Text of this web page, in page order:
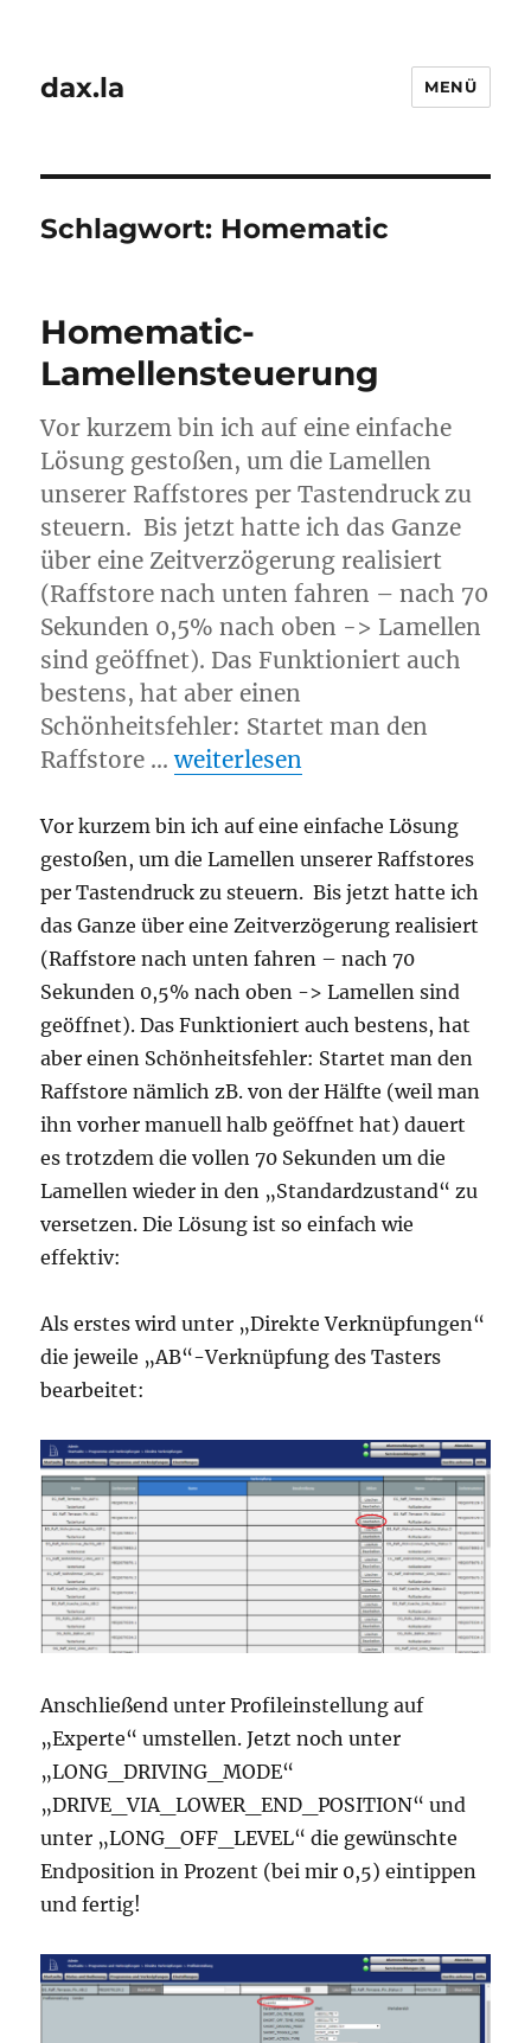
dax.la MENÜ
Schlagwort: Homematic
Homematic-
Lamellensteuerung
Vor kurzem bin ich auf eine einfache
Lösung gestoßen, um die Lamellen
unserer Raffstores per Tastendruck zu
steuern. Bis jetzt hatte ich das Ganze
über eine Zeitverzögerung realisiert
(Raffstore nach unten fahren – nach 70
Sekunden 0,5% nach oben -> Lamellen
sind geöffnet). Das Funktioniert auch
bestens, hat aber einen
Schönheitsfehler: Startet man den
Raffstore …„Homematic-
weiterlesen
Vor kurzem bin ich auf eine einfache Lösung
gestoßen, um die Lamellen unserer Raffstores
per Tastendruck zu steuern. Bis jetzt hatte ich
das Ganze über eine Zeitverzögerung realisiert
(Raffstore nach unten fahren – nach 70
Sekunden 0,5% nach oben -> Lamellen sind
geöffnet). Das Funktioniert auch bestens, hat
aber einen Schönheitsfehler: Startet man den
Raffstore nämlich zB. von der Hälfte (weil man
ihn vorher manuell halb geöffnet hat) dauert
es trotzdem die vollen 70 Sekunden um die
Lamellen wieder in den „Standardzustand“ zu
versetzen. Die Lösung ist so einfach wie
effektiv:
Als erstes wird unter „Direkte Verknüpfungen“
die jeweile „AB“-Verknüpfung des Tasters
bearbeitet:
Anschließend unter Profileinstellung auf
„Experte“ umstellen. Jetzt noch unter
„LONG_DRIVING_MODE“
„DRIVE_VIA_LOWER_END_POSITION“ und
unter „LONG_OFF_LEVEL“ die gewünschte
Endposition in Prozent (bei mir 0,5) eintippen
und fertig!